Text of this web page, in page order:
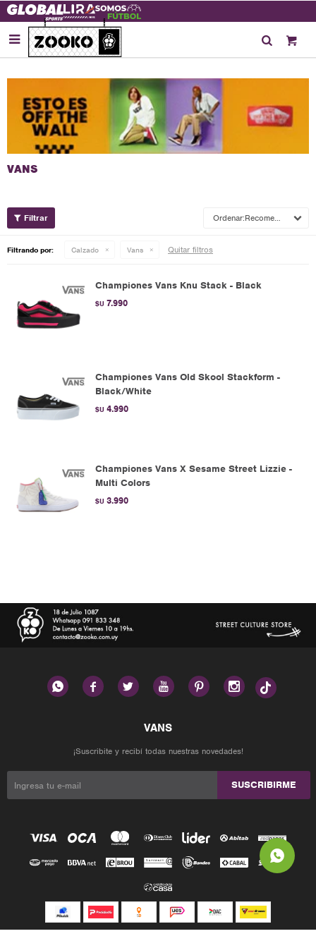

Recomendados
Filtrando por: Calzado Vans Quitar filtros
Championes Vans Knu Stack - Black
$U 7.990
Championes Vans Old Skool Stackform -
Black/White
$U 4.990
Championes Vans X Sesame Street Lizzie -
Multi Colors
$U 3.990
     
¡Suscribite y recibí todas nuestras novedades!
SUSCRIBIRME